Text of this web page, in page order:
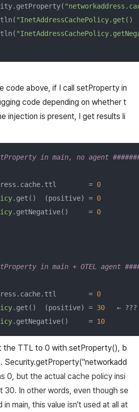
code above, if I call setProperty in
code depending on whether t
injection is present, I get results li
in main, no agent
= 0
.get()  (positive) = 0
.getNegative()     = 0
in main + OTEL agent
= 0
.get()  (positive) = 30
.getNegative()     = 10
the TTL to 0 with setProperty(), b
Security.getProperty("networkadd
0, but the actual cache policy insi
30. In other words, even though se
main, this value isn't used at all at